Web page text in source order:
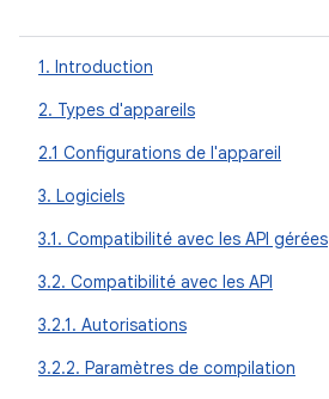
1. Introduction
2. Types d'appareils
2.1 Configurations de l'appareil
3. Logiciels
3.1. Compatibilité avec les API gérées
3.2. Compatibilité avec les API
3.2.1. Autorisations
3.2.2. Paramètres de compilation